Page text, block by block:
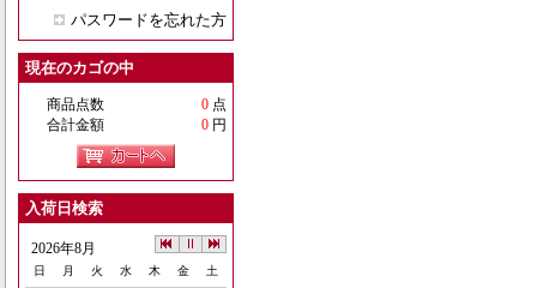
パスワードを忘れた方
現在のカゴの中
商品点数 0 点
合計金額
0 円
入荷日検索
2026年8月
日 月 火 水 木 金 土